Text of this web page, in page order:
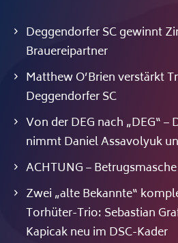
Deggendorfer SC gewinnt
Brauereipartner
Matthew O’Brien verstärkt
Deggendorfer SC
Von der DEG nach „DEG“ –
nimmt Daniel Assavolyuk
ACHTUNG –
Zwei „alte Bekannte“
Torhüter-Trio: Sebastian
Kapicak neu im DSC-Kader